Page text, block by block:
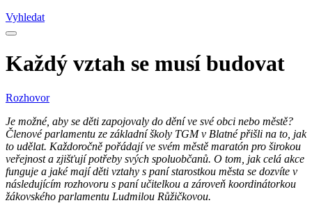
Vyhledat
Každý vztah se musí budovat
Rozhovor
Je možné, aby se děti zapojovaly do dění ve své obci nebo městě?
Členové parlamentu ze základní školy TGM v Blatné přišli na to, jak
to udělat. Každoročně pořádají ve svém městě maratón pro širokou
veřejnost a zjišťují potřeby svých spoluobčanů. O tom, jak celá akce
funguje a jaké mají děti vztahy s paní starostkou města se dozvíte v
následujícím rozhovoru s paní učitelkou a zároveň koordinátorkou
žákovského parlamentu Ludmilou Růžičkovou.